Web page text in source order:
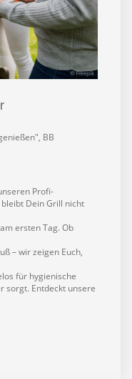
BB
Profi-
Dein Grill nicht
ersten Tag. Ob
– wir zeigen Euch,
für hygienische
sorgt. Entdeckt unsere